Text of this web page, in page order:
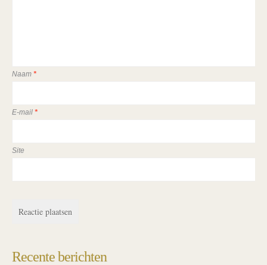
Naam *
E-mail *
Site
Recente berichten